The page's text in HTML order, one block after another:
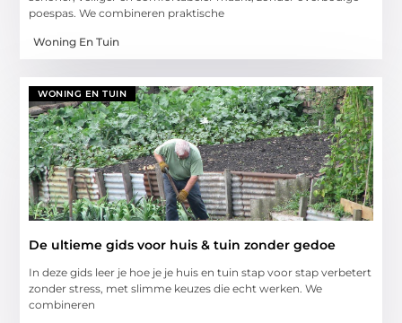
poespas. We combineren praktische
Woning En Tuin
WONING EN TUIN
De ultieme gids voor huis & tuin zonder gedoe
In deze gids leer je hoe je je huis en tuin stap voor stap verbetert
zonder stress, met slimme keuzes die echt werken. We
combineren